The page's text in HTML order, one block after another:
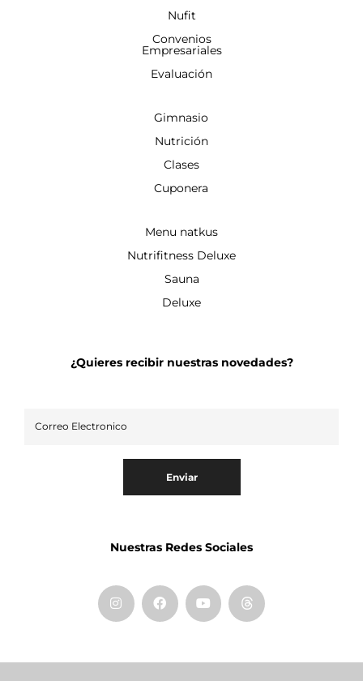
Nufit
Convenios
Empresariales
Evaluación
Gimnasio
Nutrición
Clases
Cuponera
Menu natkus
Nutrifitness Deluxe
Sauna
Deluxe
¿Quieres recibir nuestras novedades?
Enviar
Nuestras Redes Sociales